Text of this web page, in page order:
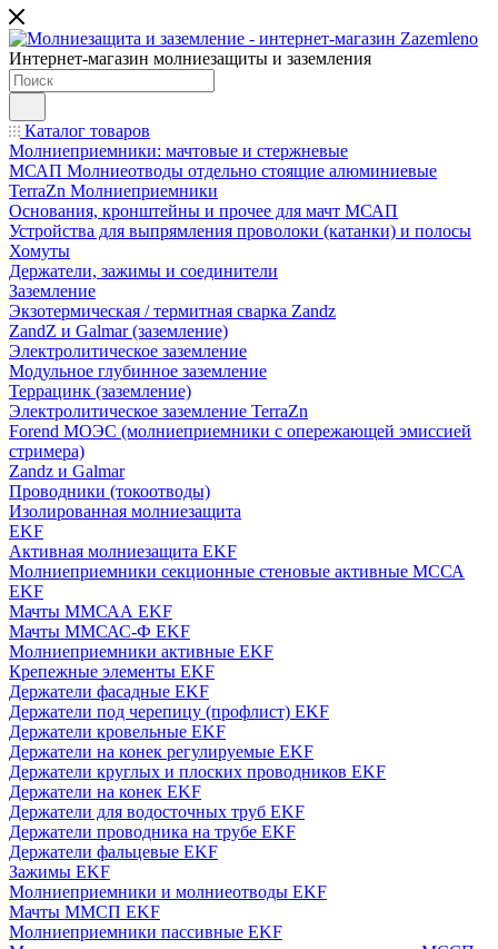
Интернет-магазин молниезащиты и заземления
Каталог товаров
Молниеприемники: мачтовые и стержневые
МСАП Молниеотводы отдельно стоящие алюминиевые
TerraZn Молниеприемники
Основания, кронштейны и прочее для мачт МСАП
Устройства для выпрямления проволоки (катанки) и полосы
Хомуты
Держатели, зажимы и соединители
Заземление
Экзотермическая / термитная сварка Zandz
ZandZ и Galmar (заземление)
Электролитическое заземление
Модульное глубинное заземление
Террацинк (заземление)
Электролитическое заземление TerraZn
Forend МОЭС (молниеприемники с опережающей эмиссией
стримера)
Zandz и Galmar
Проводники (токоотводы)
Изолированная молниезащита
EKF
Активная молниезащита EKF
Молниеприемники секционные стеновые активные МССА
EKF
Мачты ММСАА EKF
Мачты ММСАС-Ф EKF
Молниеприемники активные EKF
Крепежные элементы EKF
Держатели фасадные EKF
Держатели под черепицу (профлист) EKF
Держатели кровельные EKF
Держатели на конек регулируемые EKF
Держатели круглых и плоских проводников EKF
Держатели на конек EKF
Держатели для водосточных труб EKF
Держатели проводника на трубе EKF
Держатели фальцевые EKF
Зажимы EKF
Молниеприемники и молниеотводы EKF
Мачты ММСП EKF
Молниеприемники пассивные EKF